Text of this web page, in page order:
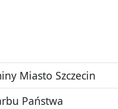
Miasto Szczecin
Państwa